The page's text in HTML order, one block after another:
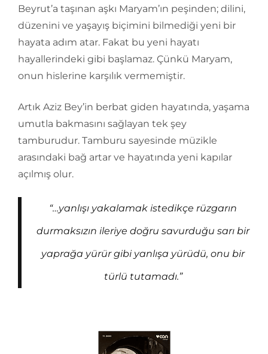
Beyrut’a taşınan aşkı Maryam’ın peşinden; dilini,
düzenini ve yaşayış biçimini bilmediği yeni bir
hayata adım atar. Fakat bu yeni hayatı
hayallerindeki gibi başlamaz. Çünkü Maryam,
onun hislerine karşılık vermemiştir.
Artık Aziz Bey’in berbat giden hayatında, yaşama
umutla bakmasını sağlayan tek şey
tamburudur. Tamburu sayesinde müzikle
arasındaki bağ artar ve hayatında yeni kapılar
açılmış olur.
“…yanlışı yakalamak istedikçe rüzgarın
durmaksızın ileriye doğru savurduğu sarı bir
yaprağa yürür gibi yanlışa yürüdü, onu bir
türlü tutamadı.”